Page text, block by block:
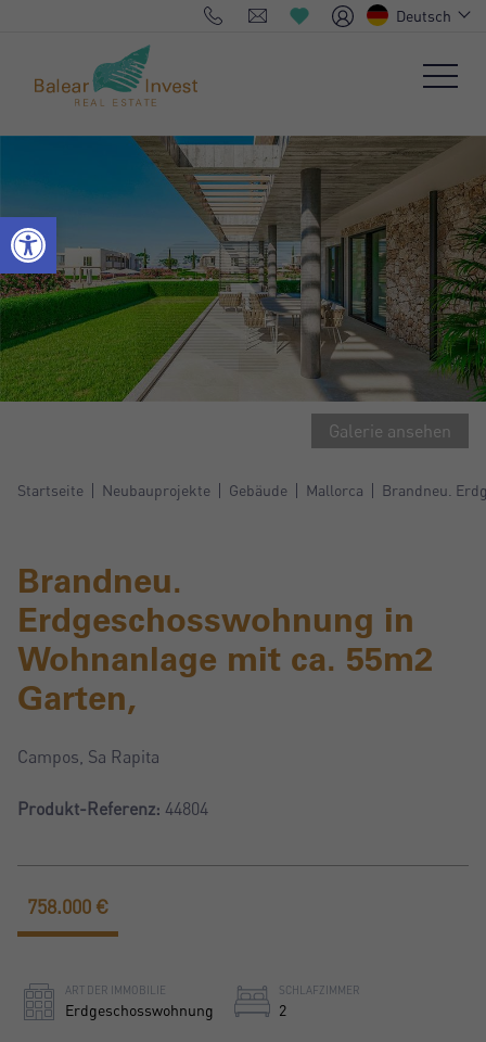
Deutsch
Galerie ansehen
Startseite Neubauprojekte Gebäude Mallorca Brandneu.
Brandneu.
Erdgeschosswohnung in
Wohnanlage mit ca. 55m2
Garten,
Campos, Sa Rapita
Produkt-Referenz: 44804
ART DER IMMOBILIE
Erdgeschosswohnung
SCHLAFZIMMER
2
758.000 €